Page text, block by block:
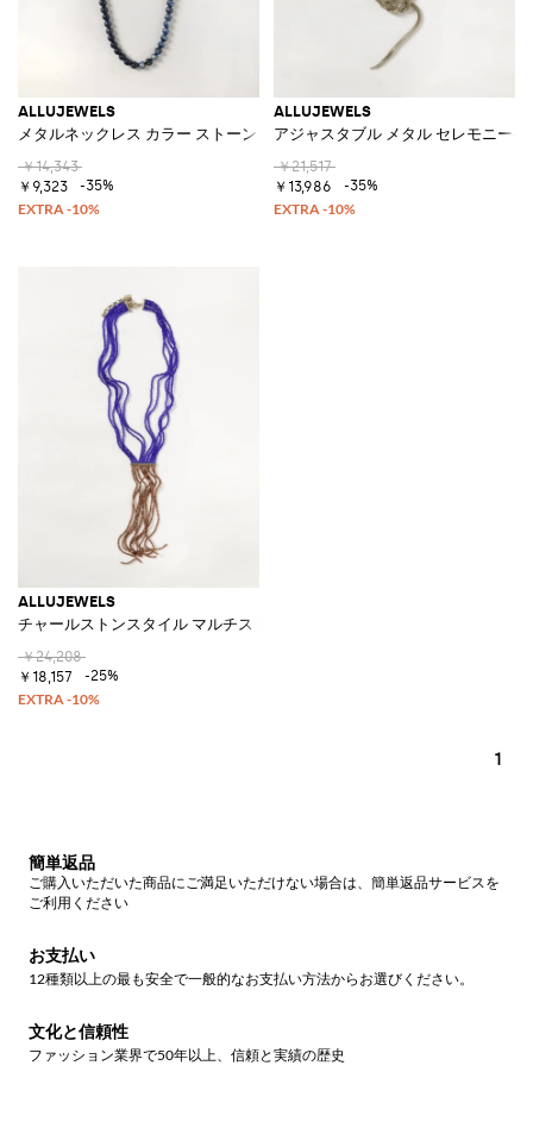
ALLUJEWELS
メタルネックレス カラー ストーン＆クリスタル アプリケーション付き
￥14,343
￥9,323
-35%
ALLUJEWELS
アジャスタブル メタル セレモニー
￥21,517
￥13,986
-35%
ALLUJEWELS
チャールストンスタイル マルチストランドネックレス バイカラーレジン
￥24,208
￥18,157
-25%
1
簡単返品
ご購入いただいた商品にご満足いただけない場合は、簡単返品サービスを
ご利用ください
お支払い
12種類以上の最も安全で一般的なお支払い方法からお選びください。
文化と信頼性
ファッション業界で50年以上、信頼と実績の歴史